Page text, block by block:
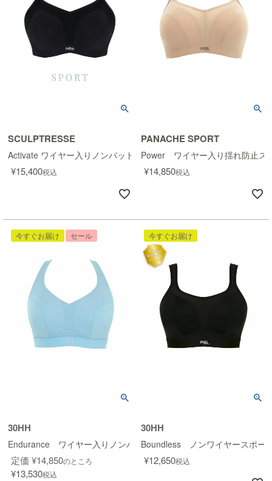
SCULPTRESSE
Activate ワイヤー入りノンパッドスポーツブラ
¥15,400税込
PANACHE SPORT
Power ワイヤー入り揺れ防止ス
¥14,850税込
今すぐお届け セール
30HH
Endurance ワイヤー入りノンパッドスポーツブラ
定価 ¥14,850のところ
¥13,530税込
今すぐお届け
30HH
Boundless ノンワイヤースポー
¥12,650税込